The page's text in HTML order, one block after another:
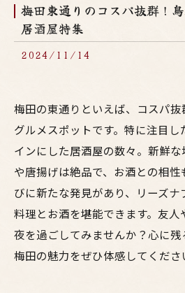
梅田東通りのコスパ抜群！
居酒屋特集
2024/11/14
梅田の東通りといえば、コスパ
グルメスポットです。特に注目
インにした居酒屋の数々。新鮮
や唐揚げは絶品で、お酒との相性
びに新たな発見があり、リーズ
料理とお酒を堪能できます。友
夜を過ごしてみませんか？心に
梅田の魅力をぜひ体感してくださ